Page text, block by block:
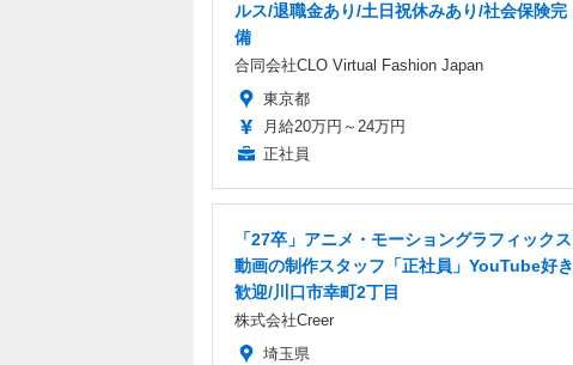
ルス/退職金あり/土日祝休みあり/社会保険完
備
合同会社CLO Virtual Fashion Japan
東京都
月給20万円～24万円
正社員
「27卒」アニメ・モーショングラフィックス
動画の制作スタッフ「正社員」YouTube好き
歓迎/川口市幸町2丁目
株式会社Creer
埼玉県